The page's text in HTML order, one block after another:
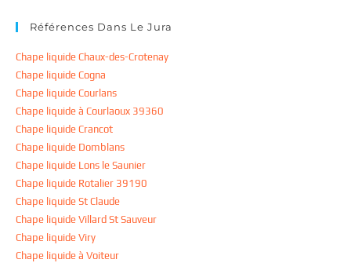
Références Dans Le Jura
Chape liquide Chaux-des-Crotenay
Chape liquide Cogna
Chape liquide Courlans
Chape liquide à Courlaoux 39360
Chape liquide Crancot
Chape liquide Domblans
Chape liquide Lons le Saunier
Chape liquide Rotalier 39190
Chape liquide St Claude
Chape liquide Villard St Sauveur
Chape liquide Viry
Chape liquide à Voiteur